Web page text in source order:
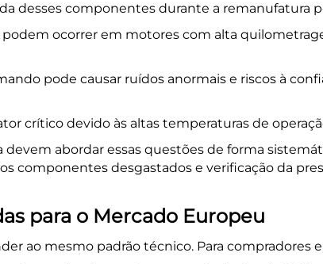
desses componentes durante a remanufatura
ocorrer em motores com alta
pode causar ruídos anormais e riscos à
crítico devido às altas temperaturas de
devem abordar essas questões de forma
componentes desgastados e verificação da
para o Mercado Europeu
ao mesmo padrão técnico. Para compradores